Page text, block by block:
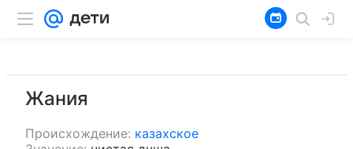
Жания
Происхождение: казахское